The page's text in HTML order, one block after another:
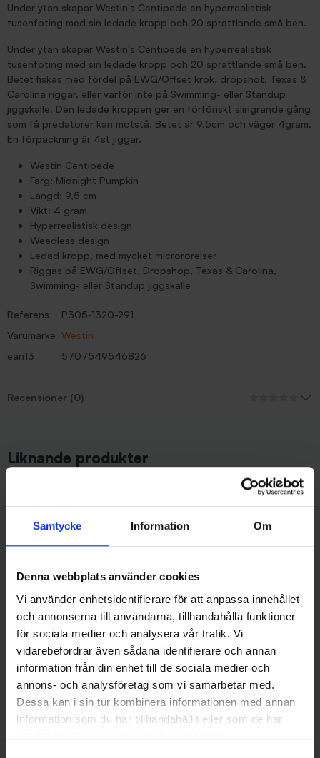
Samtycke Information Om
Denna webbplats använder cookies
Vi använder enhetsidentifierare för att anpassa innehållet
och annonserna till användarna, tillhandahålla funktioner
för sociala medier och analysera vår trafik. Vi
vidarebefordrar även sådana identifierare och annan
information från din enhet till de sociala medier och
annons- och analysföretag som vi samarbetar med.
Dessa kan i sin tur kombinera informationen med annan
information som du har tillhandahållit eller som de har
samlat in när du har använt deras tjänster.
Under ytan skapar Westin's Centipede en hyperrealistisk
tusenfoting med sin ledade kropp och 20 sprattlande små ben.
Under ytan skapar Westin's Centipede en hyperrealistisk
tusenfoting med sin ledade kropp och 20 sprattlande små ben.
Betet fiskas med fördel på EWG/Offset krok, dropshot, Texas &
Carolina riggar, eller varför inte på Swimming- eller Standup
jiggskalle. Den ledade kroppen ger en förföriskt slingrande gång
som få predatorer kan motstå. Betet är 9,5cm och väger 4gram.
En förpackning är 4st jiggar.
Westin Centipede
Färg: Midnight Pumpkin
Längd: 9,5 cm
Vikt: 4 gram
Hyperrealistisk design
Weedless design
Ledad kropp, med mycket microrörelser
Riggas på EWG/Offset, Dropshop, Texas & Carolina,
Swimming- eller Standup jiggskalle
Referens
P305-1320-291
Varumärke Westin
ean13
5707549546826
Recensioner (0)
Liknande produkter
Westin
Westin Centipede 9,5cm 4g -
UV Millipede (4-pack)
Westin
Westin Centipede 9,5cm 4g -
Motoroil Moss (4-pack)